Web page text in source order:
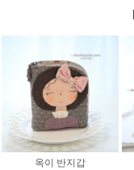
옥이 반지갑